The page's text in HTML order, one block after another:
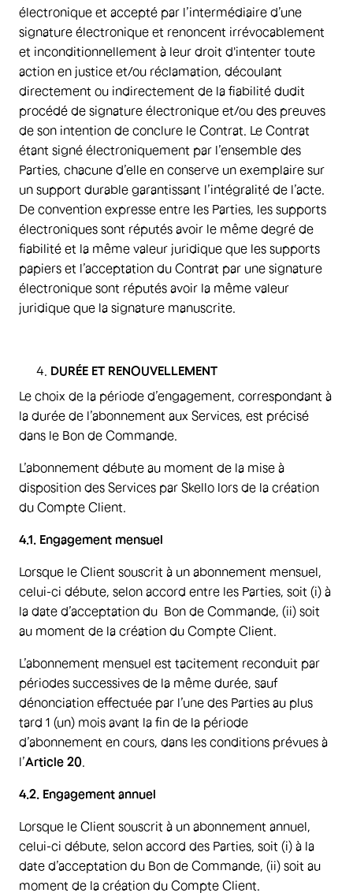
électronique et accepté par l’intermédiaire d’une
signature électronique et renoncent irrévocablement
et inconditionnellement à leur droit d'intenter toute
action en justice et/ou réclamation, découlant
directement ou indirectement de la fiabilité dudit
procédé de signature électronique et/ou des preuves
de son intention de conclure le Contrat. Le Contrat
étant signé électroniquement par l’ensemble des
Parties, chacune d’elle en conserve un exemplaire sur
un support durable garantissant l’intégralité de l’acte.
De convention expresse entre les Parties, les supports
électroniques sont réputés avoir le même degré de
fiabilité et la même valeur juridique que les supports
papiers et l’acceptation du Contrat par une signature
électronique sont réputés avoir la même valeur
juridique que la signature manuscrite.
DURÉE ET RENOUVELLEMENT
Le choix de la période d’engagement, correspondant à
la durée de l’abonnement aux Services, est précisé
dans le Bon de Commande.
L’abonnement débute au moment de la mise à
disposition des Services par Skello lors de la création
du Compte Client.
4.1. Engagement mensuel
Lorsque le Client souscrit à un abonnement mensuel,
celui-ci débute, selon accord entre les Parties, soit (i) à
la date d’acceptation du Bon de Commande, (ii) soit
au moment de la création du Compte Client.
L’abonnement mensuel est tacitement reconduit par
périodes successives de la même durée, sauf
dénonciation effectuée par l’une des Parties au plus
tard 1 (un) mois avant la fin de la période
d’abonnement en cours, dans les conditions prévues à
l’Article 20
4.2. Engagement annuel
Lorsque le Client souscrit à un abonnement annuel,
celui-ci débute, selon accord des Parties, soit (i) à la
date d’acceptation du Bon de Commande, (ii) soit au
moment de la création du Compte Client.